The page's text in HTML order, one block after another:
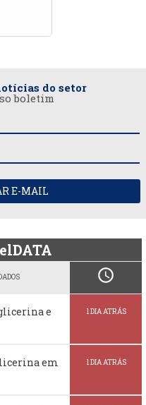
do setor
boletim
E-MAIL
schedule
e
1 DIA ATRÁS
em
1 DIA ATRÁS